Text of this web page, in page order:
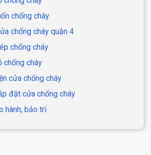
chống cháy
chống cháy quận 4
chống cháy
chống cháy
cửa chống cháy
đặt cửa chống cháy
hành, bảo trì